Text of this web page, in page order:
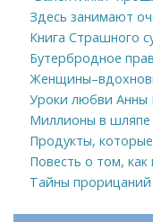
Здесь занимают
Книга Страшного
Бутербродное
Уроки любви Анны
Миллионы в шляпе
Продукты,
Повесть о том,
Тайны